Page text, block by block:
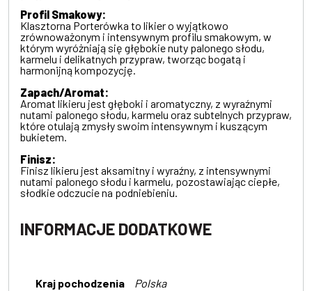
Profil Smakowy:
Klasztorna Porterówka to likier o wyjątkowo
zrównoważonym i intensywnym profilu smakowym, w
którym wyróżniają się głębokie nuty palonego słodu,
karmelu i delikatnych przypraw, tworząc bogatą i
harmonijną kompozycję.
Zapach/Aromat:
Aromat likieru jest głęboki i aromatyczny, z wyraźnymi
nutami palonego słodu, karmelu oraz subtelnych przypraw,
które otulają zmysły swoim intensywnym i kuszącym
bukietem.
Finisz:
Finisz likieru jest aksamitny i wyraźny, z intensywnymi
nutami palonego słodu i karmelu, pozostawiając ciepłe,
słodkie odczucie na podniebieniu.
INFORMACJE DODATKOWE
Kraj pochodzenia Polska